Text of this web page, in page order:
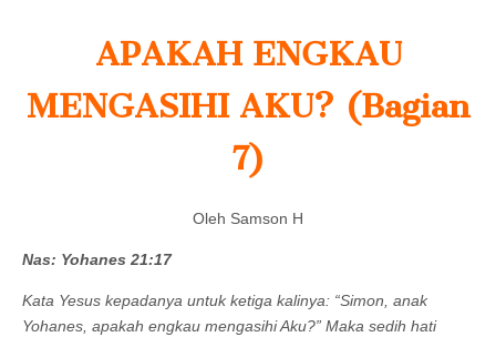
APAKAH ENGKAU
MENGASIHI AKU? (Bagian
7)
Oleh Samson H
Nas: Yohanes 21:17
Kata Yesus kepadanya untuk ketiga kalinya: “Simon, anak
Yohanes, apakah engkau mengasihi Aku?” Maka sedih hati